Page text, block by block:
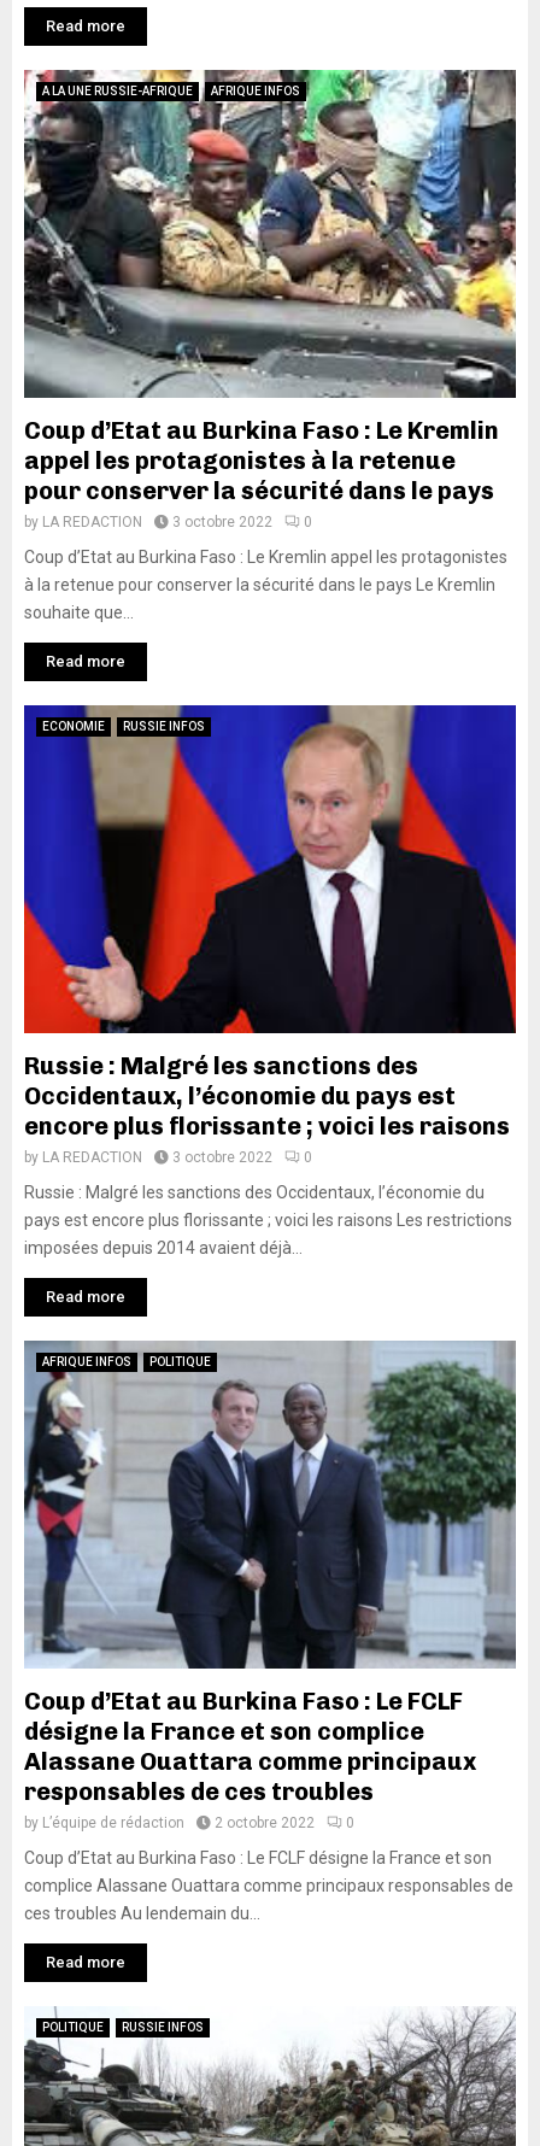
Read more
A LA UNE RUSSIE-AFRIQUE AFRIQUE INFOS
Coup d’Etat au Burkina Faso : Le Kremlin
appel les protagonistes à la retenue
pour conserver la sécurité dans le pays
by LA REDACTION 3 octobre 2022 0
Coup d’Etat au Burkina Faso : Le Kremlin appel les protagonistes
à la retenue pour conserver la sécurité dans le pays Le Kremlin
souhaite que...
Read more
ECONOMIE RUSSIE INFOS
Russie : Malgré les sanctions des
Occidentaux, l’économie du pays est
encore plus florissante ; voici les raisons
by LA REDACTION 3 octobre 2022 0
Russie : Malgré les sanctions des Occidentaux, l’économie du
pays est encore plus florissante ; voici les raisons Les restrictions
imposées depuis 2014 avaient déjà...
Read more
AFRIQUE INFOS POLITIQUE
Coup d’Etat au Burkina Faso : Le FCLF
désigne la France et son complice
Alassane Ouattara comme principaux
responsables de ces troubles
by L’équipe de rédaction 2 octobre 2022 0
Coup d’Etat au Burkina Faso : Le FCLF désigne la France et son
complice Alassane Ouattara comme principaux responsables de
ces troubles Au lendemain du...
Read more
POLITIQUE RUSSIE INFOS